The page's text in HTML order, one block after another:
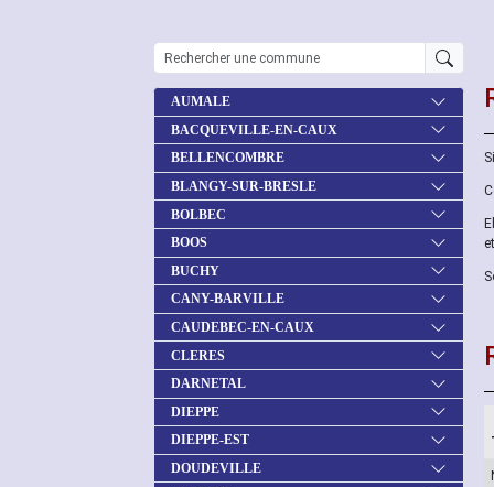
AUMALE
BACQUEVILLE-EN-CAUX
BELLENCOMBRE
BLANGY-SUR-BRESLE
BOLBEC
BOOS
BUCHY
CANY-BARVILLE
CAUDEBEC-EN-CAUX
CLERES
DARNETAL
DIEPPE
DIEPPE-EST
DOUDEVILLE